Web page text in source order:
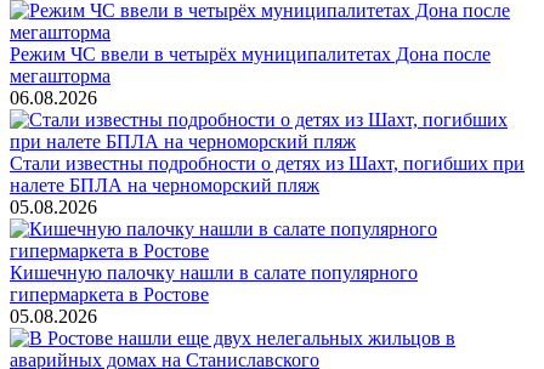
Режим ЧС ввели в четырёх муниципалитетах Дона после
мегашторма
06.08.2026
Стали известны подробности о детях из Шахт, погибших при
налете БПЛА на черноморский пляж
05.08.2026
Кишечную палочку нашли в салате популярного
гипермаркета в Ростове
05.08.2026